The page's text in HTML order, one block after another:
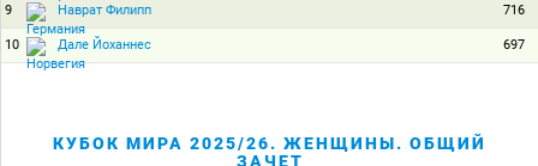
9 Наврат Филипп 716
10 Дале Йоханнес 697
КУБОК МИРА 2025/26. ЖЕНЩИНЫ. ОБЩИЙ
ЗАЧЕТ